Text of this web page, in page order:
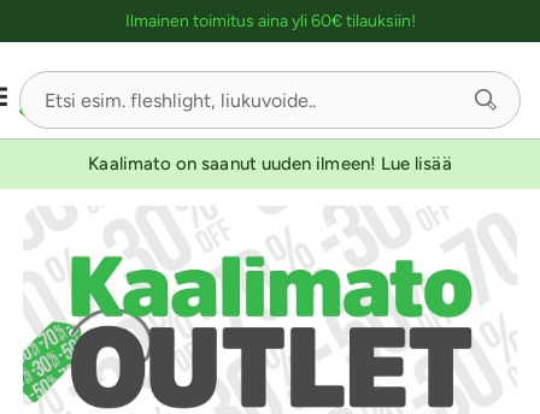
Ilmainen toimitus aina yli 60€ tilauksiin!
Kaalimato on saanut uuden ilmeen! Lue lisää